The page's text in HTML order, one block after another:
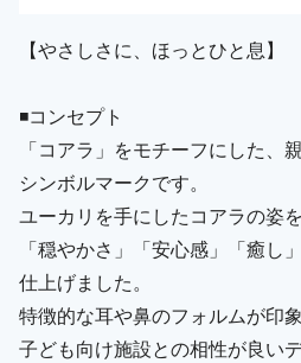
【やさしさに、ほっとひと息】
◾️コンセプト
「コアラ」をモチーフにした、
シンボルマークです。
ユーカリを手にしたコアラの姿
「穏やかさ」「安心感」「癒し
仕上げました。
特徴的な耳や鼻のフォルムが印
子ども向け施設との相性が良い